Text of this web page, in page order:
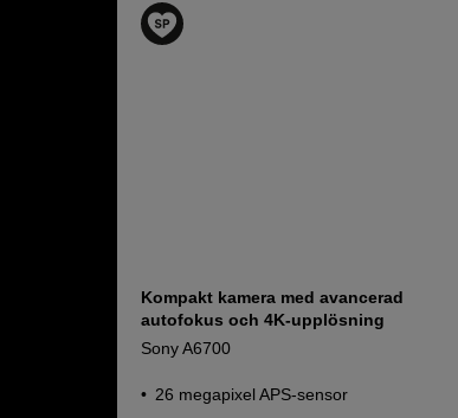
Kompakt kamera med avancerad
autofokus och 4K-upplösning
Sony A6700
26 megapixel APS-sensor